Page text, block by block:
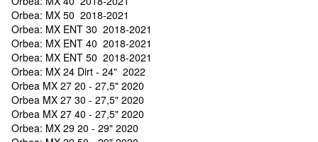
Orbea: MX 50 2018-2021
Orbea: MX ENT 30 2018-2021
Orbea: MX ENT 40 2018-2021
Orbea: MX ENT 50 2018-2021
Orbea: MX 24 Dirt - 24" 2022
Orbea MX 27 20 - 27,5" 2020
Orbea MX 27 30 - 27,5" 2020
Orbea MX 27 40 - 27,5" 2020
Orbea: MX 29 20 - 29" 2020